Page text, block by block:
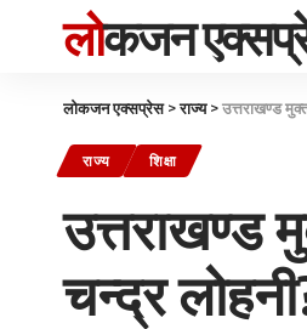
लोकजन
लोकजन एक्सप्रेस>राज्य>उत्तराखण्ड
राज्य शिक्षा
उत्तराखण्ड
चन्द्र